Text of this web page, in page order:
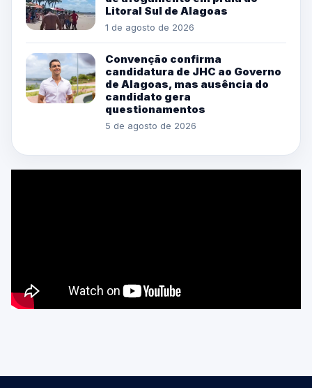
Litoral Sul de Alagoas
1 de agosto de 2026
Convenção confirma
candidatura de JHC ao Governo
de Alagoas, mas ausência do
candidato gera
questionamentos
5 de agosto de 2026